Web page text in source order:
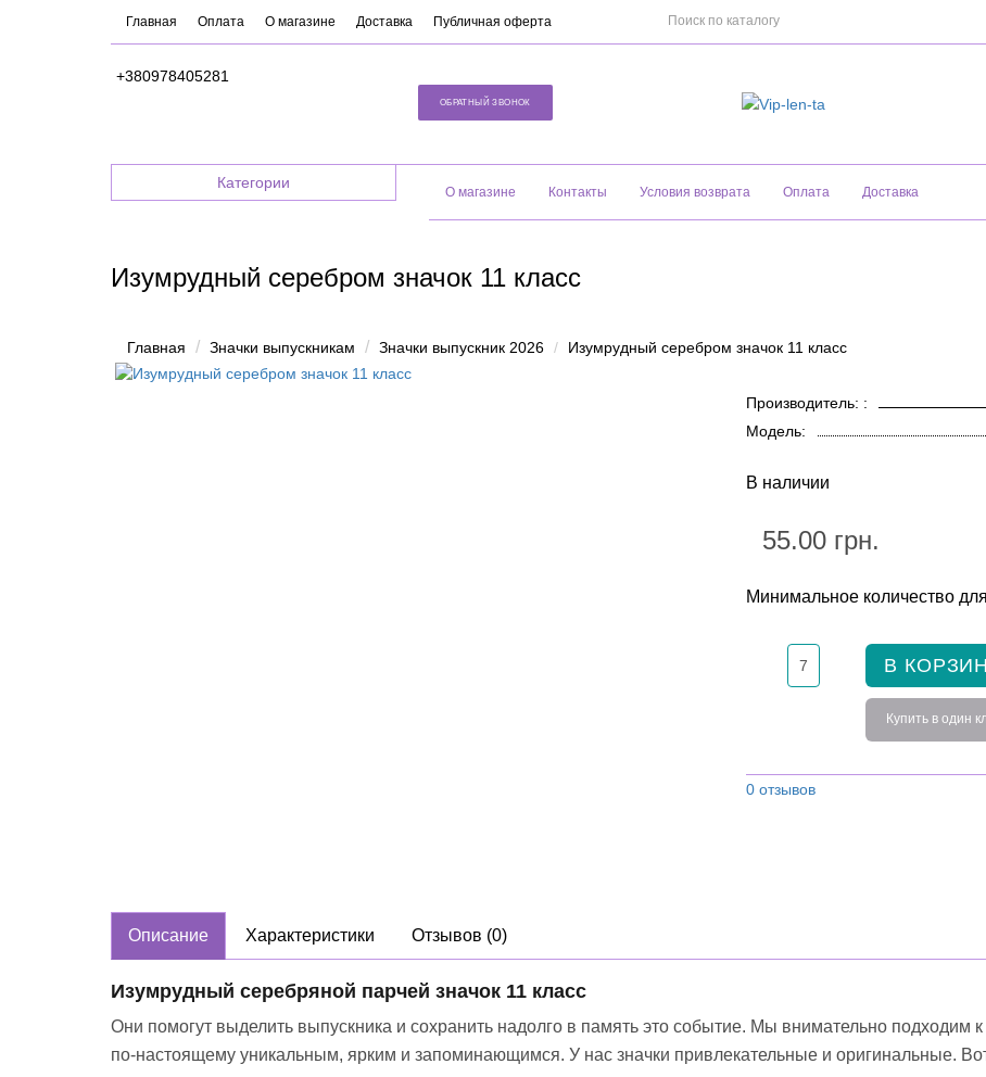
Главная Оплата О магазине Доставка Публичная оферта
+380978405281
ОБРАТНЫЙ ЗВОНОК
O магазине Контакты Условия возврата Оплата Доставка
Категории
Изумрудный серебром значок 11 класс
Главная Значки выпускникам Значки выпускник 2026 Изумрудный серебром значок 11 класс
Производитель: :
Модель:
В наличии
55.00 грн.
Минимальное количество
В
Купить в один
0 отзывов
Описание Характеристики Отзывов (0)
Изумрудный серебряной парчей значок 11 класс
Они помогут выделить выпускника и сохранить надолго в память это событие. Мы внимательно подходим
по-настоящему уникальным, ярким и запоминающимся. У нас значки привлекательные и оригинальные.